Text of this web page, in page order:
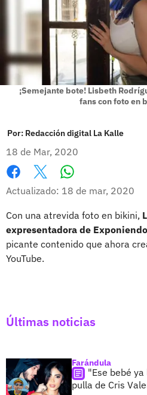
¡Semejante bote! Lisbeth
fans con foto en
Por: Redacción digital La Kalle
18 de Mar, 2020
Facebook
X
Actualizado: 18 de mar, 2020
Con una atrevida foto en bikini,
expresentadora de
picante contenido que ahora
YouTube.
Últimas noticias
Farándula
"Ese bebé
pulla de Cris